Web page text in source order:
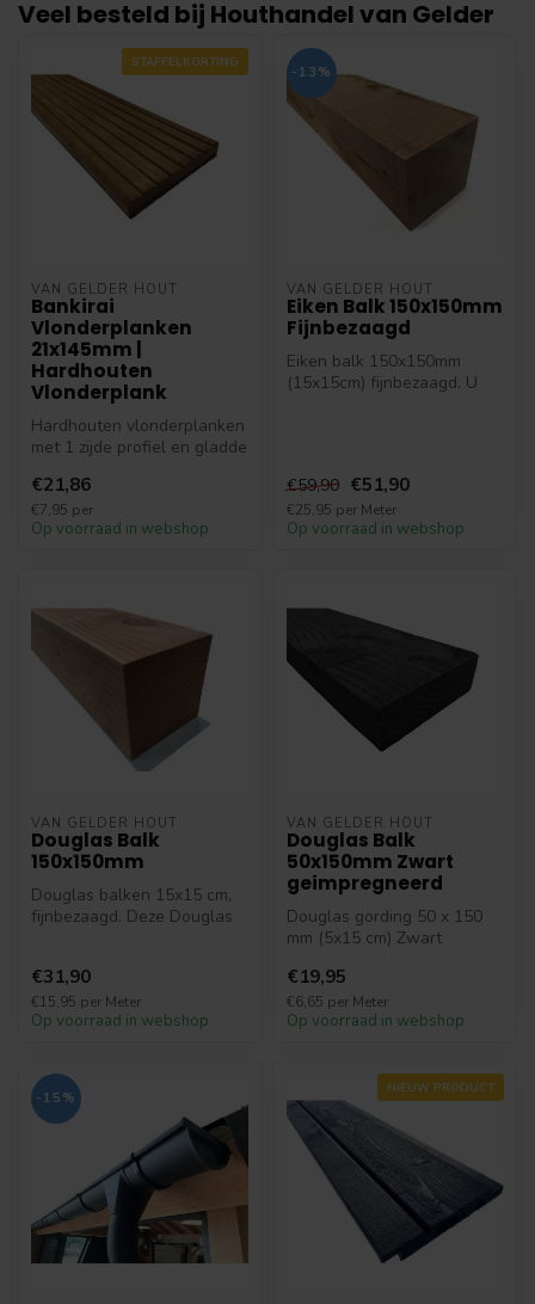
Veel besteld bij Houthandel van Gelder
STAFFELKORTING
VAN GELDER HOUT
Bankirai
Vlonderplanken
21x145mm |
Hardhouten
Vlonderplank
Hardhouten vlonderplanken
met 1 zijde profiel en gladde
€21,86
€7,95 per
Op voorraad in webshop
-13%
VAN GELDER HOUT
Eiken Balk 150x150mm
Fijnbezaagd
Eiken balk 150x150mm
(15x15cm) fijnbezaagd. U
€59,90 €51,90
€25,95 per Meter
Op voorraad in webshop
VAN GELDER HOUT
Douglas Balk
150x150mm
Douglas balken 15x15 cm,
fijnbezaagd. Deze Douglas
€31,90
€15,95 per Meter
Op voorraad in webshop
VAN GELDER HOUT
Douglas Balk
50x150mm Zwart
geimpregneerd
Douglas gording 50 x 150
mm (5x15 cm) Zwart
Zwarte Douglas g...
€19,95
€6,65 per Meter
Op voorraad in webshop
-15%
NIEUW PRODUCT